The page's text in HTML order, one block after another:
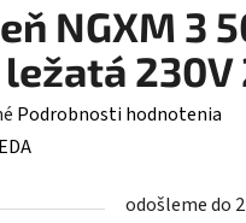
NGXM 3
230V
Podrobnosti hodnotenia
odošleme do